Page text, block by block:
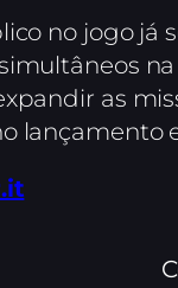
no jogo já
as
lançamento